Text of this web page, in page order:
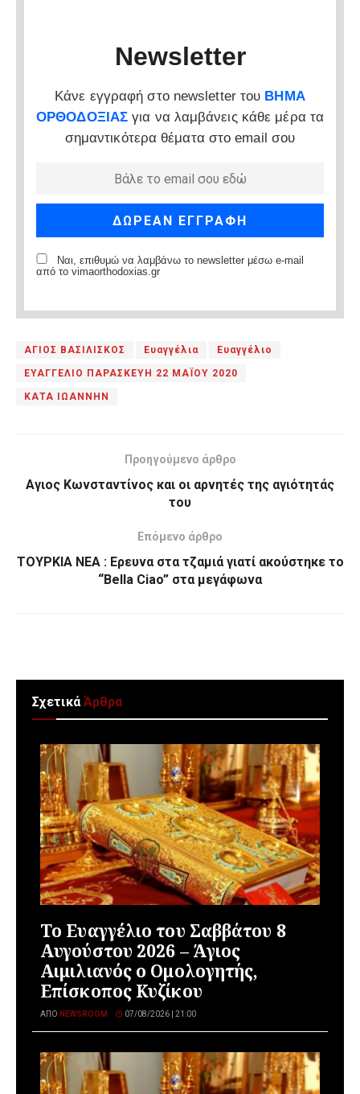
Newsletter
Κάνε εγγραφή στο newsletter του ΒΗΜΑ
ΟΡΘΟΔΟΞΙΑΣ για να λαμβάνεις κάθε μέρα τα
σημαντικότερα θέματα στο email σου
Ναι, επιθυμώ να λαμβάνω το newsletter μέσω e-mail
από το vimaorthodoxias.gr
ΑΓΙΟΣ ΒΑΣΙΛΙΣΚΟΣ Ευαγγέλια Ευαγγέλιο
ΕΥΑΓΓΕΛΙΟ ΠΑΡΑΣΚΕΥΗ 22 ΜΑΪΟΥ 2020
ΚΑΤΑ ΙΩΑΝΝΗΝ
Προηγούμενο άρθρο
Αγιος Κωνσταντίνος και οι αρνητές της αγιότητάς
του
Επόμενο άρθρο
ΤΟΥΡΚΙΑ ΝΕΑ : Ερευνα στα τζαμιά γιατί ακούστηκε το
“Bella Ciao” στα μεγάφωνα
ΣχετικάΆρθρα
Το Ευαγγέλιο του Σαββάτου 8
Αυγούστου 2026 – Άγιος
Αιμιλιανός ο Ομολογητής,
Επίσκοπος Κυζίκου
ΑΠΌ NEWSROOM 07/08/2026 | 21:00